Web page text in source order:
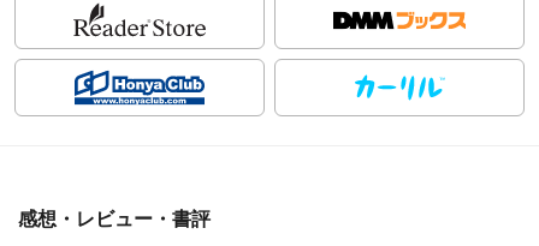
感想・レビュー・書評